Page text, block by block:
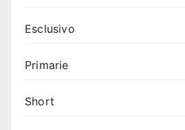
Esclusivo
Primarie
Short